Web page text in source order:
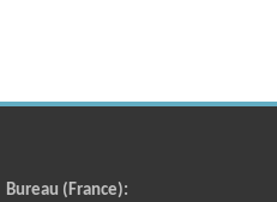
Bureau (France):